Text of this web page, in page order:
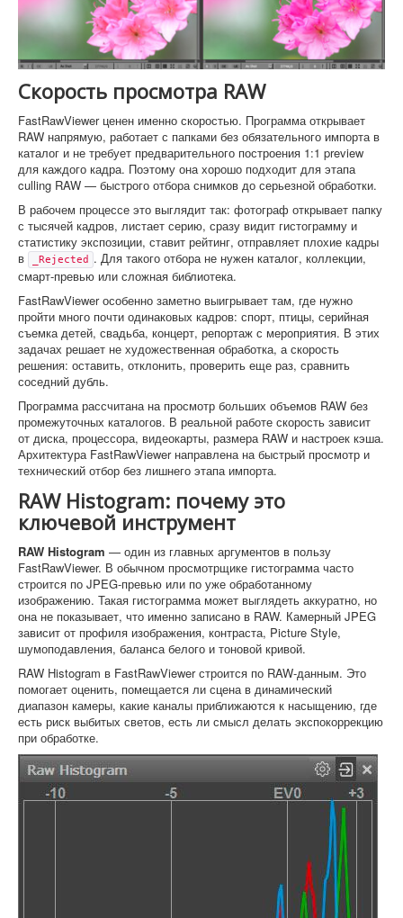
Скорость просмотра RAW
FastRawViewer ценен именно скоростью. Программа открывает
RAW напрямую, работает с папками без обязательного импорта в
каталог и не требует предварительного построения 1:1 preview
для каждого кадра. Поэтому она хорошо подходит для этапа
culling RAW — быстрого отбора снимков до серьезной обработки.
В рабочем процессе это выглядит так: фотограф открывает папку
с тысячей кадров, листает серию, сразу видит гистограмму и
статистику экспозиции, ставит рейтинг, отправляет плохие кадры
в
_Rejected
. Для такого отбора не нужен каталог, коллекции,
смарт-превью или сложная библиотека.
FastRawViewer особенно заметно выигрывает там, где нужно
пройти много почти одинаковых кадров: спорт, птицы, серийная
съемка детей, свадьба, концерт, репортаж с мероприятия. В этих
задачах решает не художественная обработка, а скорость
решения: оставить, отклонить, проверить еще раз, сравнить
соседний дубль.
Программа рассчитана на просмотр больших объемов RAW без
промежуточных каталогов. В реальной работе скорость зависит
от диска, процессора, видеокарты, размера RAW и настроек кэша.
Архитектура FastRawViewer направлена на быстрый просмотр и
технический отбор без лишнего этапа импорта.
RAW Histogram: почему это
ключевой инструмент
RAW Histogram — один из главных аргументов в пользу
FastRawViewer. В обычном просмотрщике гистограмма часто
строится по JPEG-превью или по уже обработанному
изображению. Такая гистограмма может выглядеть аккуратно, но
она не показывает, что именно записано в RAW. Камерный JPEG
зависит от профиля изображения, контраста, Picture Style,
шумоподавления, баланса белого и тоновой кривой.
RAW Histogram в FastRawViewer строится по RAW-данным. Это
помогает оценить, помещается ли сцена в динамический
диапазон камеры, какие каналы приближаются к насыщению, где
есть риск выбитых светов, есть ли смысл делать экспокоррекцию
при обработке.